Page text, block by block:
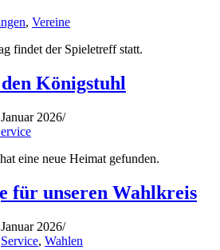
, Vereine
findet der Spieletreff statt.
Königstuhl
2026
eine neue Heimat gefunden.
für unseren Wahlkreis
2026
Service, Wahlen